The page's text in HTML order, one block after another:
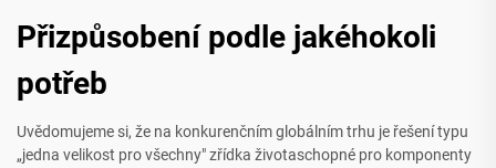
Přizpůsobení podle jakéhokoli
potřeb
Uvědomujeme si, že na konkurenčním globálním trhu je řešení typu
„jedna velikost pro všechny" zřídka životaschopné pro komponenty